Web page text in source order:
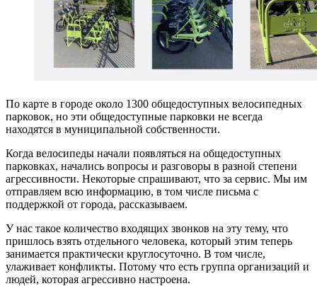
По карте в городе около 1300 общедоступных велосипедных
парковок, но эти общедоступные парковки не всегда
находятся в муниципальной собственности.
Когда велосипеды начали появляться на общедоступных
парковках, начались вопросы и разговоры в разной степени
агрессивности. Некоторые спрашивают, что за сервис. Мы им
отправляем всю информацию, в том числе письма с
поддержкой от города, рассказываем.
У нас такое количество входящих звонков на эту тему, что
пришлось взять отдельного человека, который этим теперь
занимается практически круглосуточно. В том числе,
улаживает конфликты. Потому что есть группа организаций и
людей, которая агрессивно настроена.